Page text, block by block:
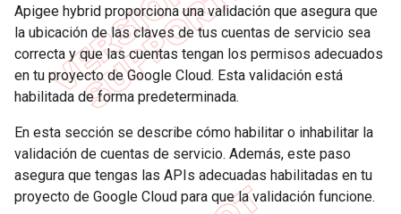
Apigee hybrid proporciona una validación que asegura que
la ubicación de las claves de tus cuentas de servicio sea
correcta y que las cuentas tengan los permisos adecuados
en tu proyecto de Google Cloud. Esta validación está
habilitada de forma predeterminada.
En esta sección se describe cómo habilitar o inhabilitar la
validación de cuentas de servicio. Además, este paso
asegura que tengas las APIs adecuadas habilitadas en tu
proyecto de Google Cloud para que la validación funcione.